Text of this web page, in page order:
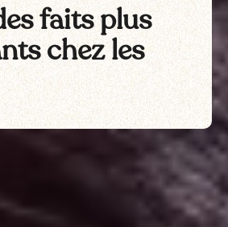
faits plus
chez les